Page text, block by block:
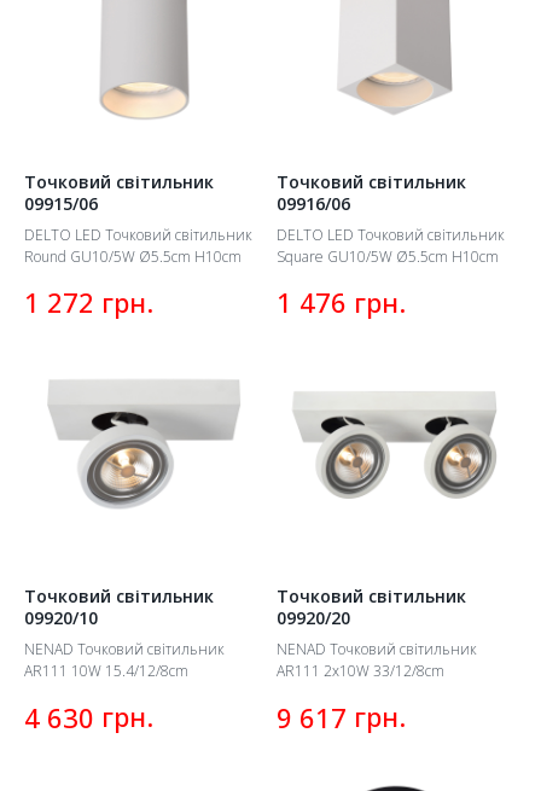
Точковий світильник
09915/06
DELTO LED Точковий світильник
Round GU10/5W Ø5.5cm H10cm
1 272 грн.
Точковий світильник
09916/06
DELTO LED Точковий світильник
Square GU10/5W Ø5.5cm H10cm
1 476 грн.
Точковий світильник
09920/10
NENAD Точковий світильник
AR111 10W 15.4/12/8cm
4 630 грн.
Точковий світильник
09920/20
NENAD Точковий світильник
AR111 2x10W 33/12/8cm
9 617 грн.